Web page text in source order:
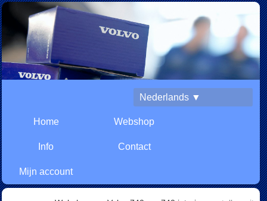
Nederlands ▼
Home Webshop
Info Contact
Mijn account